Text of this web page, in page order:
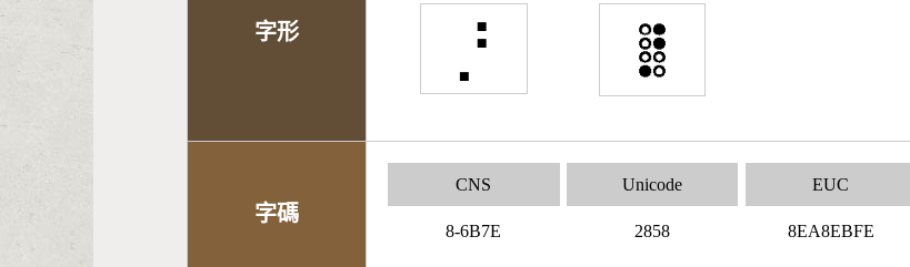
字形 ⡘
字碼
CNS
8-6B7E
Unicode
2858
EUC
8EA8EBFE